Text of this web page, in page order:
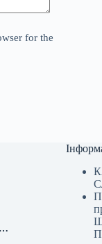
for the